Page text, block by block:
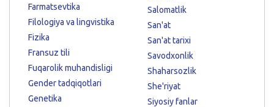
Farmatsevtika
Filologiya va lingvistika
Fizika
Fransuz tili
Fuqarolik muhandisligi
Gender tadqiqotlari
Genetika
Salomatlik
San'at
San'at tarixi
Savodxonlik
Shaharsozlik
She'riyat
Siyosiy fanlar